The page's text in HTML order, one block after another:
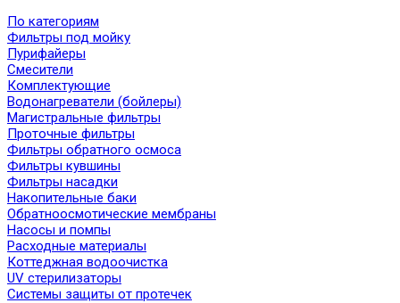
По категориям
Фильтры под мойку
Пурифайеры
Смесители
Комплектующие
Водонагреватели (бойлеры)
Магистральные фильтры
Проточные фильтры
Фильтры обратного осмоса
Фильтры кувшины
Фильтры насадки
Накопительные баки
Обратноосмотические мембраны
Насосы и помпы
Расходные материалы
Коттеджная водоочистка
UV стерилизаторы
Системы защиты от протечек